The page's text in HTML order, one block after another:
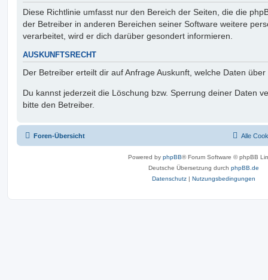
Diese Richtlinie umfasst nur den Bereich der Seiten, die die
der Betreiber in anderen Bereichen seiner Software weitere
verarbeitet, wird er dich darüber gesondert informieren.
AUSKUNFTSRECHT
Der Betreiber erteilt dir auf Anfrage Auskunft, welche Daten
Du kannst jederzeit die Löschung bzw. Sperrung deiner Daten
bitte den Betreiber.
Foren-Übersicht Alle
Powered by phpBB® Forum Software © phpBB
Deutsche Übersetzung durch phpBB.de
Datenschutz
Nutzungsbedingungen